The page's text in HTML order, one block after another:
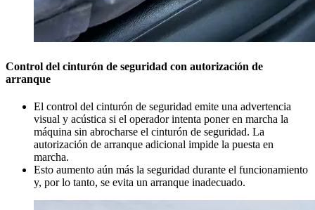
Control del cinturón de seguridad con autorización de
arranque
El control del cinturón de seguridad emite una advertencia
visual y acústica si el operador intenta poner en marcha la
máquina sin abrocharse el cinturón de seguridad. La
autorización de arranque adicional impide la puesta en
marcha.
Esto aumento aún más la seguridad durante el funcionamiento
y, por lo tanto, se evita un arranque inadecuado.